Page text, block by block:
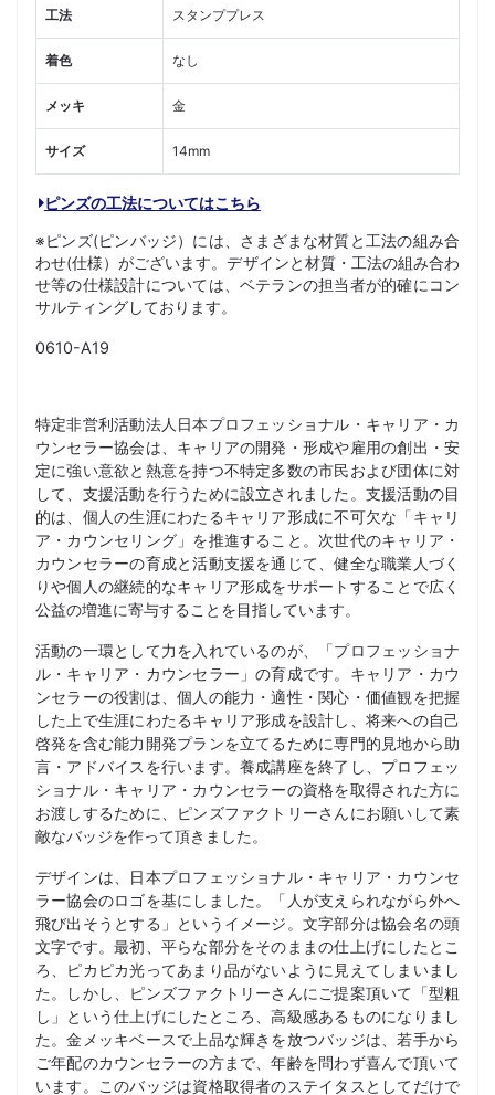
工法 スタンププレス
着色 なし
メッキ 金
サイズ 14mm
ピンズの工法についてはこちら
※ピンズ(ピンバッジ）には、さまざまな材質と工法の組み合
わせ(仕様）がございます。デザインと材質・工法の組み合わ
せ等の仕様設計については、ベテランの担当者が的確にコン
サルティングしております。
0610-A19
特定非営利活動法人日本プロフェッショナル・キャリア・カ
ウンセラー協会は、キャリアの開発・形成や雇用の創出・安
定に強い意欲と熱意を持つ不特定多数の市民および団体に対
して、支援活動を行うために設立されました。支援活動の目
的は、個人の生涯にわたるキャリア形成に不可欠な「キャリ
ア・カウンセリング」を推進すること。次世代のキャリア・
カウンセラーの育成と活動支援を通じて、健全な職業人づく
りや個人の継続的なキャリア形成をサポートすることで広く
公益の増進に寄与することを目指しています。
活動の一環として力を入れているのが、「プロフェッショナ
ル・キャリア・カウンセラー」の育成です。キャリア・カウ
ンセラーの役割は、個人の能力・適性・関心・価値観を把握
した上で生涯にわたるキャリア形成を設計し、将来への自己
啓発を含む能力開発プランを立てるために専門的見地から助
言・アドバイスを行います。養成講座を終了し、プロフェッ
ショナル・キャリア・カウンセラーの資格を取得された方に
お渡しするために、ピンズファクトリーさんにお願いして素
敵なバッジを作って頂きました。
デザインは、日本プロフェッショナル・キャリア・カウンセ
ラー協会のロゴを基にしました。「人が支えられながら外へ
飛び出そうとする」というイメージ。文字部分は協会名の頭
文字です。最初、平らな部分をそのままの仕上げにしたとこ
ろ、ピカピカ光ってあまり品がないように見えてしまいまし
た。しかし、ピンズファクトリーさんにご提案頂いて「型粗
し」という仕上げにしたところ、高級感あるものになりまし
た。金メッキベースで上品な輝きを放つバッジは、若手から
ご年配のカウンセラーの方まで、年齢を問わず喜んで頂いて
います。このバッジは資格取得者のステイタスとしてだけで